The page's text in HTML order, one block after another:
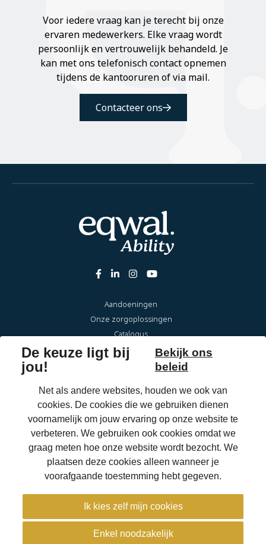
Voor iedere vraag kan je terecht bij onze
ervaren medewerkers. Elke vraag wordt
persoonlijk en vertrouwelijk behandeld. Je
kan met ons telefonisch contact opnemen
tijdens de kantooruren of via mail.
Contacteer ons
Aandoeningen
Onze zorgoplossingen
Catalogus
Over Eqwal Ability
Veelgestelde vragen
Voor zorgprofessionals
OrthoShop
Homepage
Jobs
Locaties
Extranet
Contact